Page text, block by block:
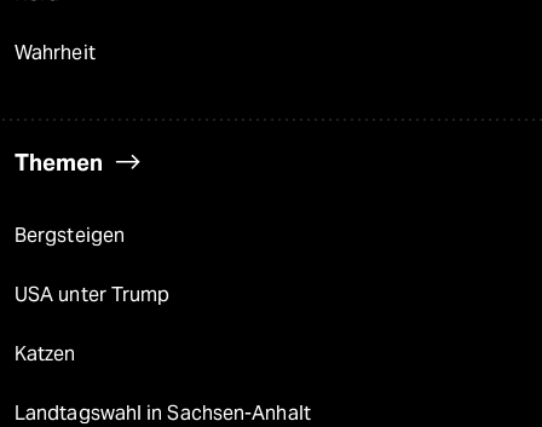
Wahrheit
Themen
Bergsteigen
USA unter Trump
Katzen
Landtagswahl in Sachsen-Anhalt